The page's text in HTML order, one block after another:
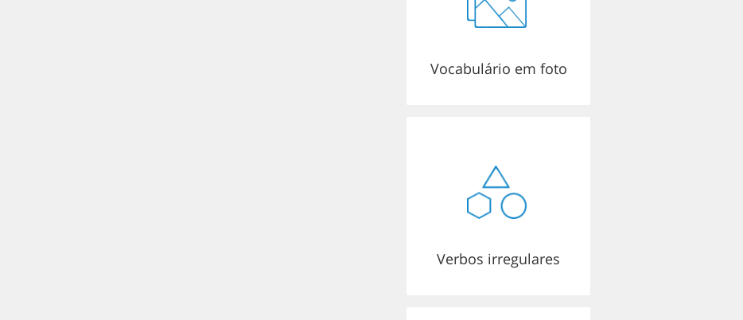
Vocabulário em foto
Verbos irregulares